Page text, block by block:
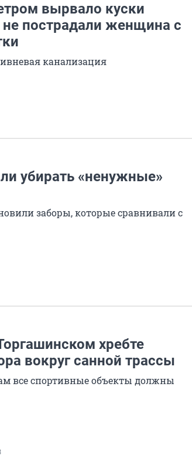
вырвало куски
пострадали женщина с
канализация
убирать «ненужные»
заборы, которые сравнивали с
хребте
вокруг санной трассы
все спортивные объекты должны